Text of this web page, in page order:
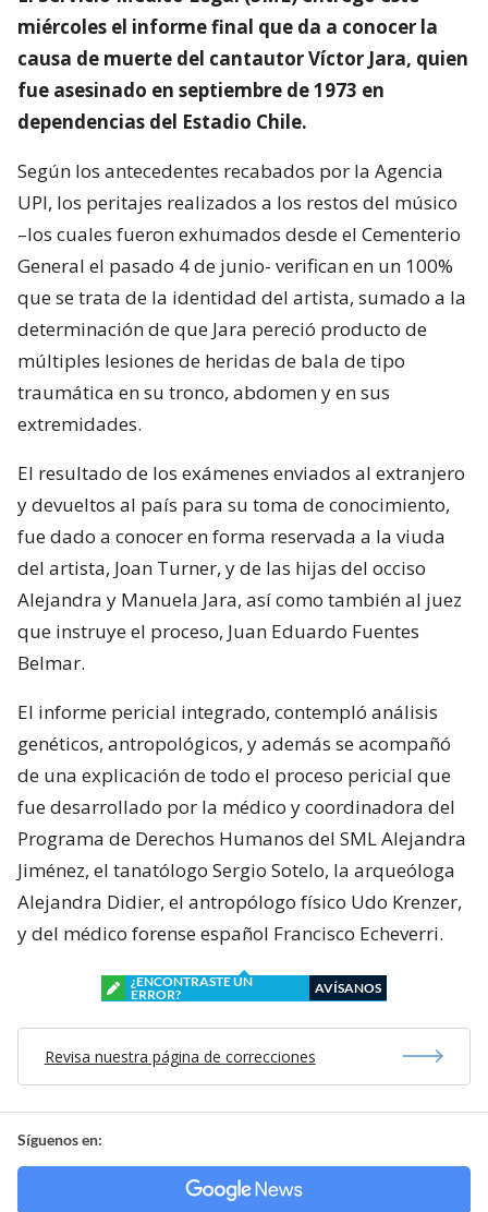
miércoles el informe final que da a conocer la
causa de muerte del cantautor Víctor Jara, quien
fue asesinado en septiembre de 1973 en
dependencias del Estadio Chile.
Según los antecedentes recabados por la Agencia
UPI, los peritajes realizados a los restos del músico
–los cuales fueron exhumados desde el Cementerio
General el pasado 4 de junio- verifican en un 100%
que se trata de la identidad del artista, sumado a la
determinación de que Jara pereció producto de
múltiples lesiones de heridas de bala de tipo
traumática en su tronco, abdomen y en sus
extremidades.
El resultado de los exámenes enviados al extranjero
y devueltos al país para su toma de conocimiento,
fue dado a conocer en forma reservada a la viuda
del artista, Joan Turner, y de las hijas del occiso
Alejandra y Manuela Jara, así como también al juez
que instruye el proceso, Juan Eduardo Fuentes
Belmar.
El informe pericial integrado, contempló análisis
genéticos, antropológicos, y además se acompañó
de una explicación de todo el proceso pericial que
fue desarrollado por la médico y coordinadora del
Programa de Derechos Humanos del SML Alejandra
Jiménez, el tanatólogo Sergio Sotelo, la arqueóloga
Alejandra Didier, el antropólogo físico Udo Krenzer,
y del médico forense español Francisco Echeverri.
¿ENCONTRASTE UN
ERROR?
AVÍSANOS
Revisa nuestra página de correcciones
Síguenos en: